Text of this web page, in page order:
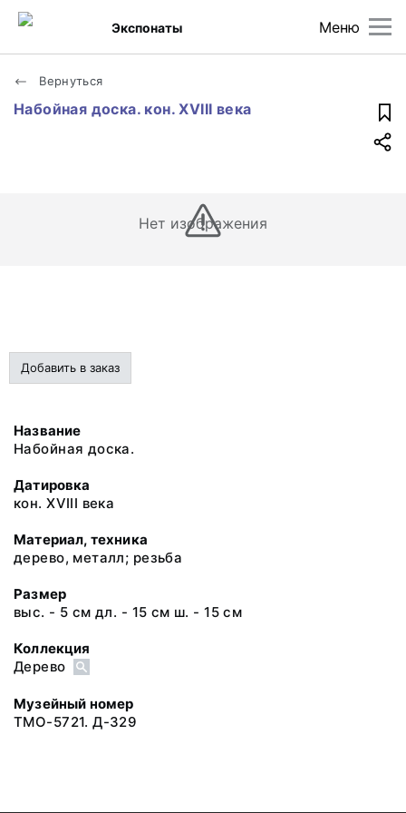
Меню
Экспонаты
Вернуться
Набойная доска. кон. XVIII века
Нет изображения
Добавить в заказ
Название
Набойная доска.
Датировка
кон. XVIII века
Материал, техника
дерево, металл; резьба
Размер
выс. - 5 см дл. - 15 см ш. - 15 см
Коллекция
Дерево
Музейный номер
ТМО-5721. Д-329